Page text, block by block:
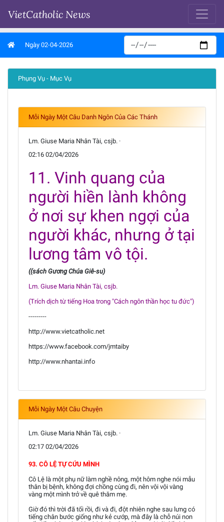
VietCatholic News
Ngày 02-04-2026
Phụng Vụ - Mục Vụ
Mỗi Ngày Một Câu Danh Ngôn Của Các Thánh
Lm. Giuse Maria Nhân Tài, csjb. ·
02:16 02/04/2026
11. Vinh quang của
người hiền lành không
ở nơi sự khen ngợi của
người khác, nhưng ở tại
lương tâm vô tội.
((sách Gương Chúa Giê-su)
Lm. Giuse Maria Nhân Tài, csjb.
(Trích dịch từ tiếng Hoa trong "Cách ngôn thần học tu đức")
---------
http://www.vietcatholic.net
https://www.facebook.com/jmtaiby
http://www.nhantai.info
Mỗi Ngày Một Câu Chuyện
Lm. Giuse Maria Nhân Tài, csjb. ·
02:17 02/04/2026
93. CÔ LỆ TỰ CỨU MÌNH
Cô Lệ là một phụ nữ làm nghề nông, một hôm nghe nói mẫu
thân bị bệnh, không đợi chồng cùng đi, nên vội vội vàng
vàng một mình trở về quê thăm mẹ.
Giờ đó thì trời đã tối rồi, đi và đi, đột nhiên nghe sau lưng có
tiếng chân bước giống như kẻ cướp, mà đây là chỗ núi non